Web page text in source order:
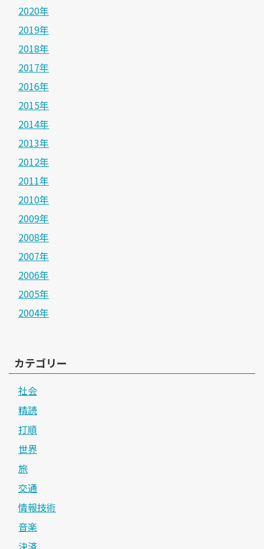
2020年
2019年
2018年
2017年
2016年
2015年
2014年
2013年
2012年
2011年
2010年
2009年
2008年
2007年
2006年
2005年
2004年
カテゴリー
社会
精読
打順
世界
旅
交通
情報技術
音楽
決済